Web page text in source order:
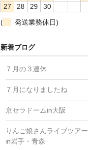
27
28 29
30
(
発送業務休日)
新着ブログ
７月の３連休
７月になりましたね
京セラドームin大阪
りんご娘さんライブツアー
in岩手・青森